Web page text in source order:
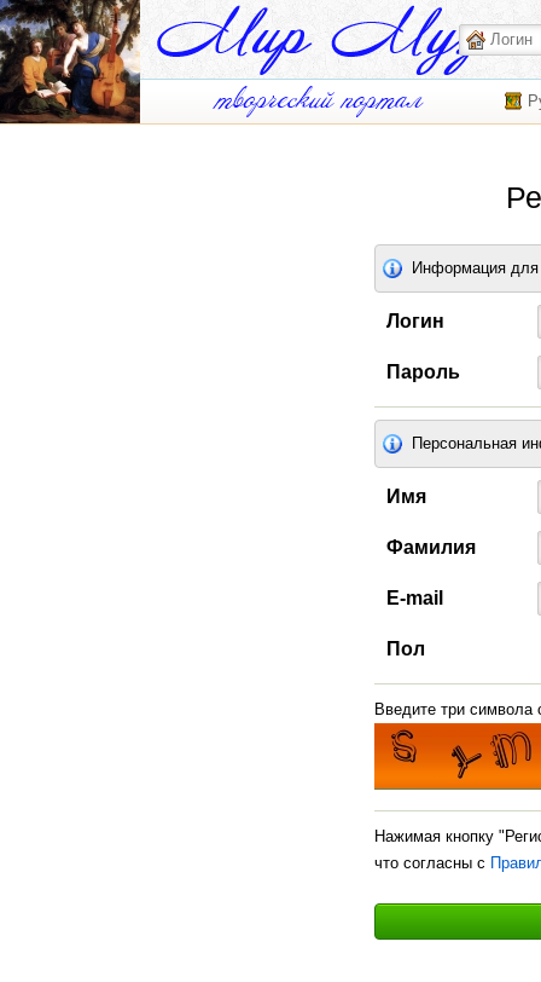
Информация для
Логин
Пароль
Персональная
Имя
Фамилия
E-mail
Пол
Введите три символа
Нажимая кнопку
что согласны с